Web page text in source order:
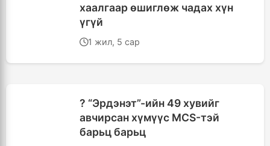
хаалгаар өшиглөж чадах хүн
үгүй
1 жил, 5 сар
? “Эрдэнэт”-ийн 49 хувийг
авчирсан хүмүүс MCS-тэй
барьц барьц